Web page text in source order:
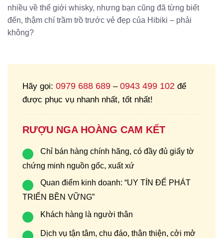
nhiều về thế giới whisky, nhưng bạn cũng đã từng biết
đến, thậm chí trầm trồ trước vẻ đẹp của Hibiki – phải
không?
Hãy gọi: 0979 688 689 – 0943 499 102 để
được phục vụ nhanh nhất, tốt nhất!
RƯỢU NGA HOÀNG CAM KẾT
Chỉ bán hàng chính hãng, có đầy đủ giấy tờ
chứng minh nguồn gốc, xuất xứ
Quan điểm kinh doanh: “UY TÍN ĐỂ PHÁT
TRIỂN BỀN VỮNG”
Khách hàng là người thân
Dịch vụ tận tâm, chu đáo, thân thiện, cởi mở